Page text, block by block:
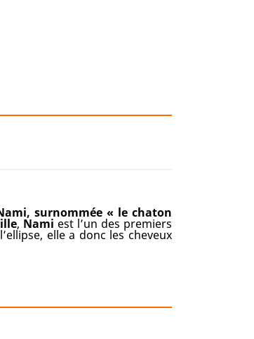
surnommée « le chaton
, Nami est l’un des premiers
elle a donc les cheveux